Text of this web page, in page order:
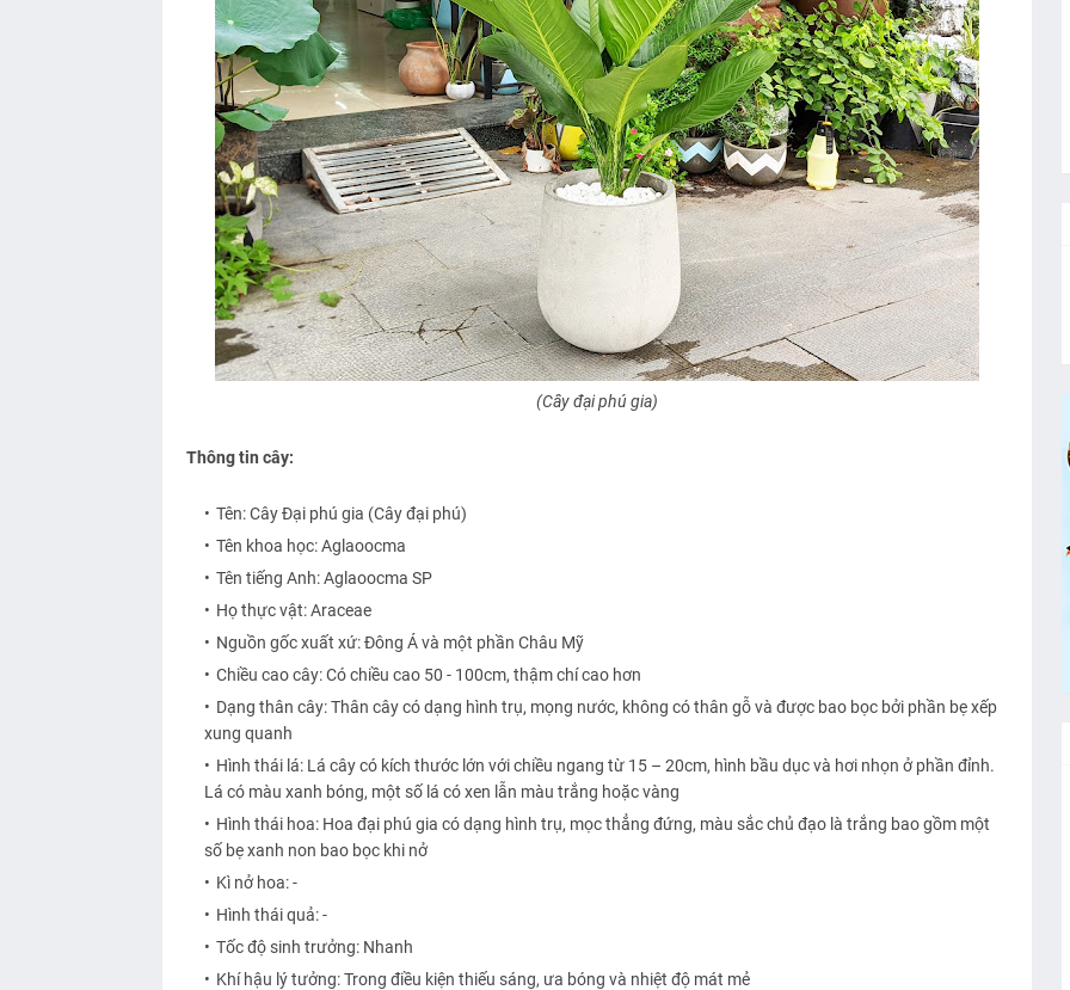
(Cây đại phú gia)
Thông tin cây:
Tên: Cây Đại phú gia (Cây đại phú)
Tên khoa học: Aglaoocma
Tên tiếng Anh: Aglaoocma SP
Họ thực vật: Araceae
Nguồn gốc xuất xứ: Đông Á và một phần Châu Mỹ
Chiều cao cây: Có chiều cao 50 - 100cm, thậm chí cao hơn
Dạng thân cây: Thân cây có dạng hình trụ, mọng nước, không có thân gỗ và được bao bọc bởi phần bẹ xếp
xung quanh
Hình thái lá: Lá cây có kích thước lớn với chiều ngang từ 15 – 20cm, hình bầu dục và hơi nhọn ở phần đỉnh.
Lá có màu xanh bóng, một số lá có xen lẫn màu trắng hoặc vàng
Hình thái hoa: Hoa đại phú gia có dạng hình trụ, mọc thẳng đứng, màu sắc chủ đạo là trắng bao gồm một
số bẹ xanh non bao bọc khi nở
Kì nở hoa: -
Hình thái quả: -
Tốc độ sinh trưởng: Nhanh
Khí hậu lý tưởng: Trong điều kiện thiếu sáng, ưa bóng và nhiệt độ mát mẻ